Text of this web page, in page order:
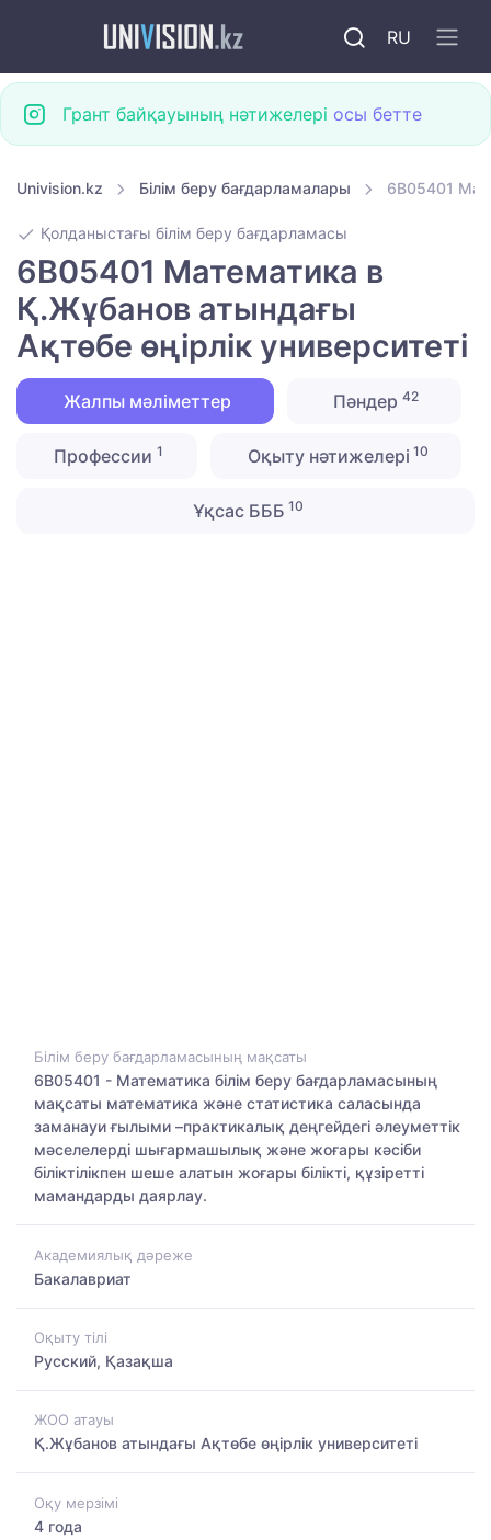
RU
Грант байқауының нәтижелері осы бетте
Univision.kz Білім беру бағдарламалары 6B05401
Қолданыстағы білім беру бағдарламасы
6B05401 Математика в
Қ.Жұбанов атындағы
Ақтөбе өңірлік университеті
Жалпы мәліметтер Пәндер42
Профессии1 Оқыту нәтижелері 10
Ұқсас БББ 10
Білім беру бағдарламасының мақсаты
6B05401 - Математика білім беру бағдарламасының
мақсаты математика және статистика саласында
заманауи ғылыми –практикалық деңгейдегі әлеуметтік
мәселелерді шығармашылық және жоғары кәсіби
біліктілікпен шеше алатын жоғары білікті, құзіретті
мамандарды даярлау.
Академиялық дәреже
Бакалавриат
Оқыту тілі
Русский, Қазақша
ЖОО атауы
Қ.Жұбанов атындағы Ақтөбе өңірлік университеті
Оқу мерзімі
4 года